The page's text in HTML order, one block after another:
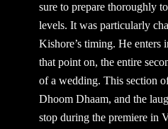
sure to prepare thoroughly
levels. It was particularly
Kishore’s timing. He enters
that point on, the entire
of a wedding. This section
Dhoom Dhaam, and the
stop during the premiere in